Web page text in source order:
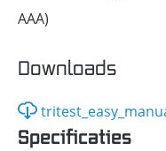
AAA)
Downloads
Specificaties